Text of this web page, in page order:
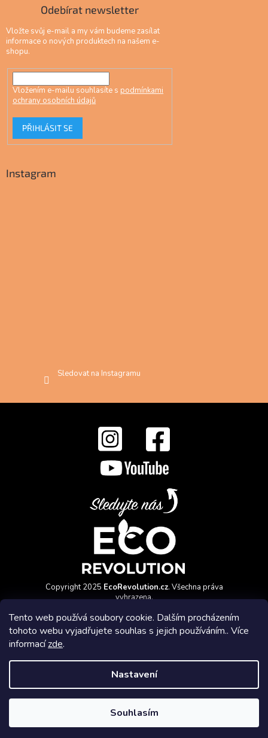
Tento web používá soubory cookie. Dalším procházením
tohoto webu vyjadřujete souhlas s jejich používáním.. Více
informacízde.
Nastavení
Souhlasím
Odebírat newsletter
Vložte svůj e-mail a my vám budeme zasílat
informace o nových produktech na našem e-
shopu.
Vložením e-mailu souhlasíte s podmínkami
ochrany osobních údajů
PŘIHLÁSIT SE
Instagram
Sledovat na Instagramu
Copyright 2025 EcoRevolution.cz. Všechna práva
vyhrazena.
Affiliate program